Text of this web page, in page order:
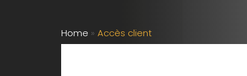
Home » Accès client